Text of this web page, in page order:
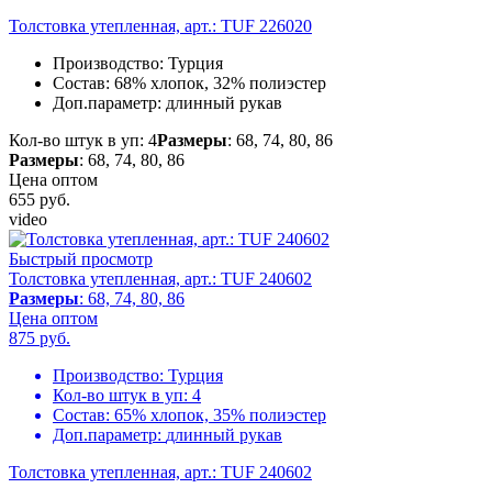
Толстовка утепленная, арт.: TUF 226020
Производство: Турция
Состав: 68% хлопок, 32% полиэстер
Доп.параметр: длинный рукав
Кол-во штук в уп: 4Размеры: 68, 74, 80, 86
Размеры: 68, 74, 80, 86
Цена оптом
655 руб.
video
Быстрый просмотр
Толстовка утепленная, арт.: TUF 240602
Размеры: 68, 74, 80, 86
Цена оптом
875 руб.
Производство: Турция
Кол-во штук в уп: 4
Состав: 65% хлопок, 35% полиэстер
Доп.параметр: длинный рукав
Толстовка утепленная, арт.: TUF 240602